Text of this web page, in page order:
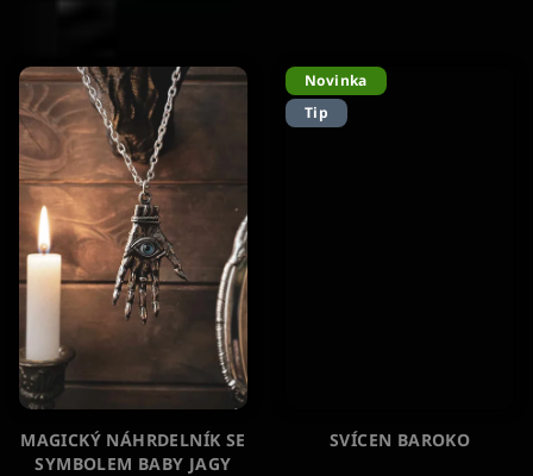
MAGICKÝ NÁHRDELNÍK SE
SYMBOLEM BABY JAGY
Novinka
Tip
SVÍCEN BAROKO